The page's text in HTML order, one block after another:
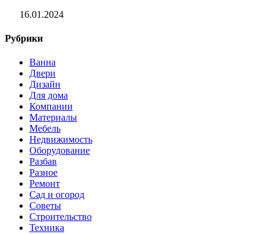
16.01.2024
Рубрики
Ванна
Двери
Дизайн
Для дома
Компании
Материалы
Мебель
Недвижимость
Оборудование
Разбав
Разное
Ремонт
Сад и огород
Советы
Строительство
Техника